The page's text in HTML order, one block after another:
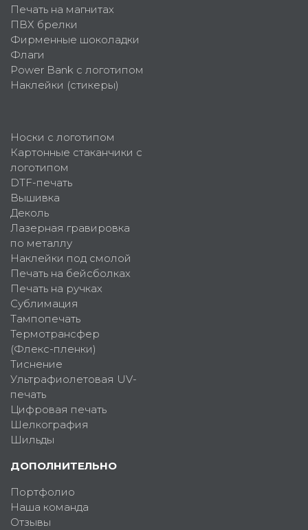
Печать на магнитах
ПВХ брелки
Фирменные шоколадки
Флаги
Power Bank с логотипом
Наклейки (стикеры)
Носки с логотипом
Картонные стаканчики с
логотипом
DTF-печать
Вышивка
Деколь
Лазерная гравировка
по металлу
Наклейки под смолой
Печать на бейсболках
Печать на ручках
Сублимация
Тампопечать
Термотрансфер
(Флекс-пленки)
Тиснение
Ультрафиолетовая UV-
печать
Цифровая печать
Шелкография
Шильды
ДОПОЛНИТЕЛЬНО
Портфолио
Наша команда
Отзывы